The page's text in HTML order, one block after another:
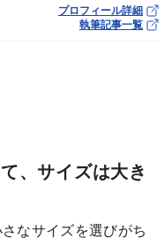
プロフィール詳細
執筆記事一覧
、サイズは大き
なサイズを選びがち